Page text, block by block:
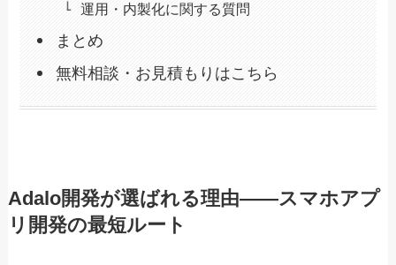
運用・内製化に関する質問
まとめ
無料相談・お見積もりはこちら
Adalo開発が選ばれる理由——スマホアプ
リ開発の最短ルート